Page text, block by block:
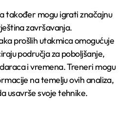
također mogu igrati značajnu
završavanja.
prošlih utakmica omogućuje
područja za poboljšanje,
i vremena. Treneri mogu
na temelju ovih analiza,
usavrše svoje tehnike.